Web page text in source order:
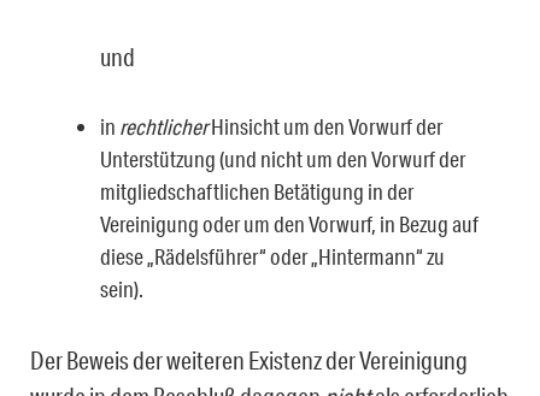
und
in rechtlicherHinsicht um den Vorwurf der
Unterstützung (und nicht um den Vor­wurf der
mitgliedschaftlichen Betätigung in der
Vereinigung oder um den Vorwurf, in Bezug auf
diese „Rädelsführer“ oder „Hintermann“ zu
sein).
Der Beweis der weiteren Existenz der Vereinigung